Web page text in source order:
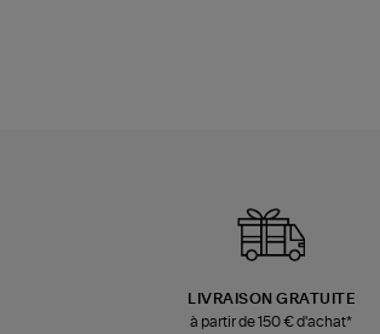
LIVRAISON GRATUITE
à partir de 150 € d'achat*